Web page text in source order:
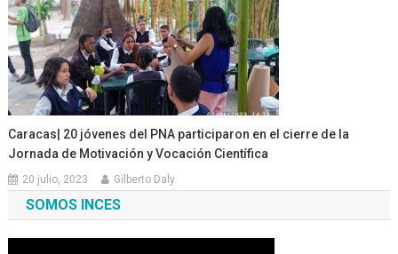
Caracas| 20 jóvenes del PNA participaron en el cierre de la
Jornada de Motivación y Vocación Científica
20 julio, 2023 Gilberto Daly
SOMOS INCES